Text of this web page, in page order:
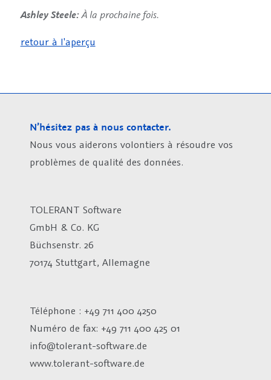
Ashley Steele:À la prochaine fois.
retour à l'aperçu
N’hésitez pas à nous contacter.
Nous vous aiderons volontiers à résoudre vos
problèmes de qualité des données.
TOLERANT Software
GmbH & Co. KG
Büchsenstr. 26
70174 Stuttgart, Allemagne
Téléphone : +49 711 400 4250
Numéro de fax: +49 711 400 425 01
info@tolerant-software.de
www.tolerant-software.de